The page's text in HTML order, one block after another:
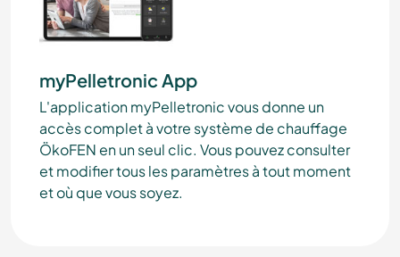
myPelletronic App
L'application myPelletronic vous donne un
accès complet à votre système de chauffage
ÖkoFEN en un seul clic. Vous pouvez consulter
et modifier tous les paramètres à tout moment
et où que vous soyez.